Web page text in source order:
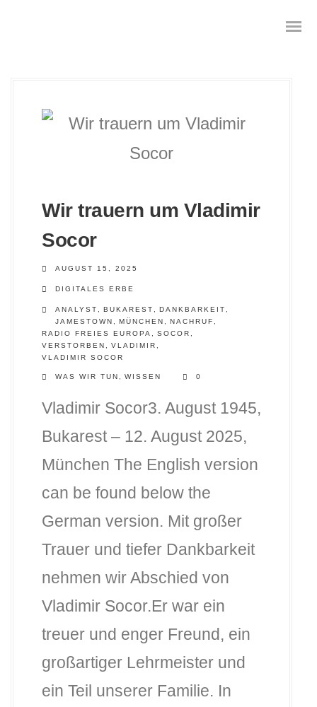
Das digitale Testament
Wie regeln Sie ihren digitalen Nachlass
DLH Stick – Sicherheitskonzept
Versionsinformationen
Wir trauern um Vladimir
Socor
AUGUST 15, 2025
DIGITALES ERBE
ANALYST BUKAREST DANKBARKEIT
JAMESTOWN
MÜNCHEN NACHRUF
RADIO FREIES EUROPA
SOCOR
VERSTORBEN
VLADIMIR
VLADIMIR SOCOR
WAS WIR TUN WISSEN 0
Vladimir Socor3. August 1945,
Bukarest – 12. August 2025,
München The English version
can be found below the
German version. Mit großer
Trauer und tiefer Dankbarkeit
nehmen wir Abschied von
Vladimir Socor.Er war ein
treuer und enger Freund, ein
großartiger Lehrmeister und
ein Teil unserer Familie. In